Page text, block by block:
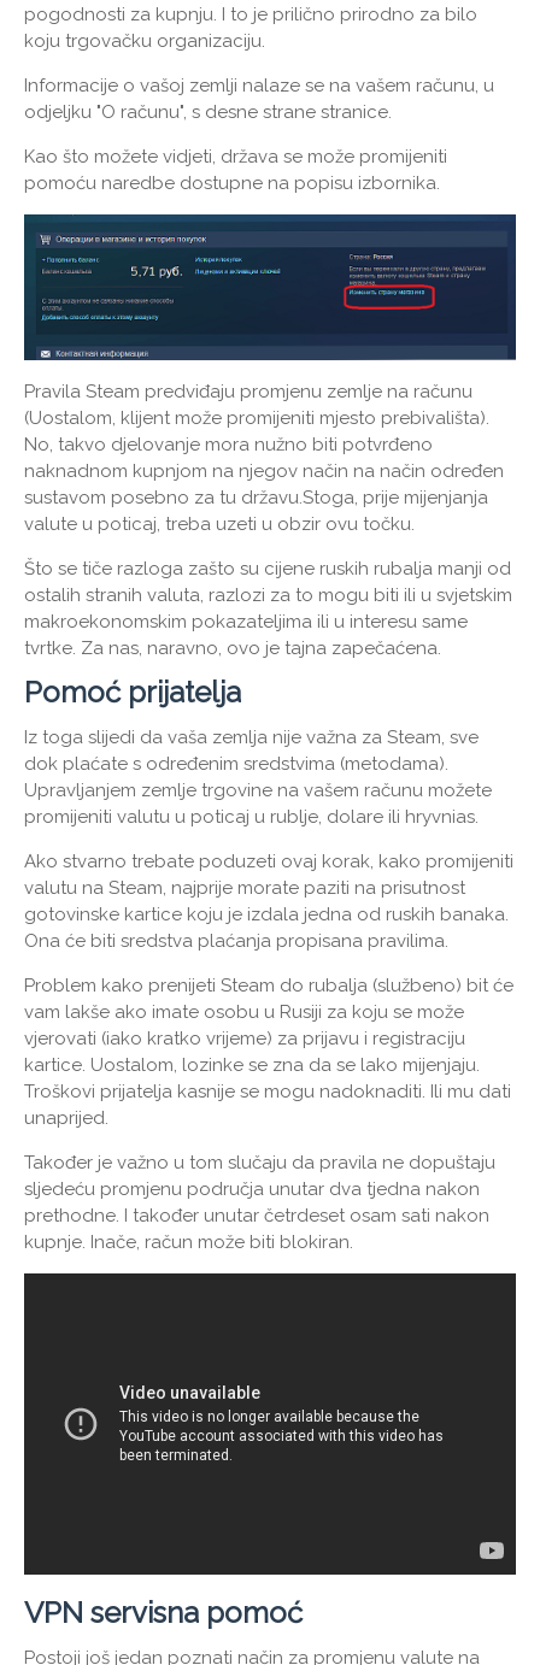
pogodnosti za kupnju. I to je prilično prirodno za bilo
koju trgovačku organizaciju.
Informacije o vašoj zemlji nalaze se na vašem računu, u
odjeljku "O računu", s desne strane stranice.
Kao što možete vidjeti, država se može promijeniti
pomoću naredbe dostupne na popisu izbornika.
Pravila Steam predviđaju promjenu zemlje na računu
(Uostalom, klijent može promijeniti mjesto prebivališta).
No, takvo djelovanje mora nužno biti potvrđeno
naknadnom kupnjom na njegov način na način određen
sustavom posebno za tu državu.Stoga, prije mijenjanja
valute u poticaj, treba uzeti u obzir ovu točku.
Što se tiče razloga zašto su cijene ruskih rubalja manji od
ostalih stranih valuta, razlozi za to mogu biti ili u svjetskim
makroekonomskim pokazateljima ili u interesu same
tvrtke. Za nas, naravno, ovo je tajna zapečaćena.
Pomoć prijatelja
Iz toga slijedi da vaša zemlja nije važna za Steam, sve
dok plaćate s određenim sredstvima (metodama).
Upravljanjem zemlje trgovine na vašem računu možete
promijeniti valutu u poticaj u rublje, dolare ili hryvnias.
Ako stvarno trebate poduzeti ovaj korak, kako promijeniti
valutu na Steam, najprije morate paziti na prisutnost
gotovinske kartice koju je izdala jedna od ruskih banaka.
Ona će biti sredstva plaćanja propisana pravilima.
Problem kako prenijeti Steam do rubalja (službeno) bit će
vam lakše ako imate osobu u Rusiji za koju se može
vjerovati (iako kratko vrijeme) za prijavu i registraciju
kartice. Uostalom, lozinke se zna da se lako mijenjaju.
Troškovi prijatelja kasnije se mogu nadoknaditi. Ili mu dati
unaprijed.
Također je važno u tom slučaju da pravila ne dopuštaju
sljedeću promjenu područja unutar dva tjedna nakon
prethodne. I također unutar četrdeset osam sati nakon
kupnje. Inače, račun može biti blokiran.
VPN servisna pomoć
Postoji još jedan poznati način za promjenu valute na